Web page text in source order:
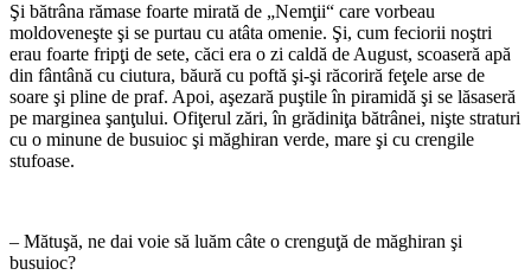
Şi bătrâna rămase foarte mirată de „Nemţii“ care vorbeau
moldoveneşte şi se purtau cu atâta omenie. Şi, cum feciorii noştri
erau foarte fripţi de sete, căci era o zi caldă de August, scoaseră apă
din fântână cu ciutura, băură cu poftă şi-şi răcoriră feţele arse de
soare şi pline de praf. Apoi, aşezară puştile în piramidă şi se lăsaseră
pe marginea şanţului. Ofiţerul zări, în grădiniţa bătrânei, nişte straturi
cu o minune de busuioc şi măghiran verde, mare şi cu crengile
stufoase.
– Mătuşă, ne dai voie să luăm câte o crenguţă de măghiran şi
busuioc?